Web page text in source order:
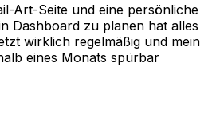
Art-Seite und eine persönliche
Dashboard zu planen hat alles
wirklich regelmäßig und mein
eines Monats spürbar